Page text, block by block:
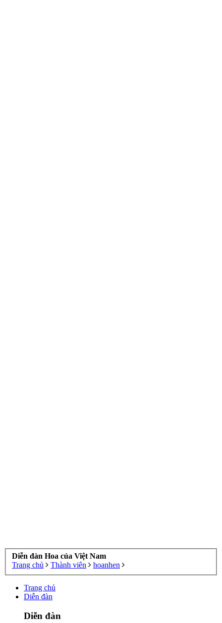
Diễn đàn Hoa của Việt Nam
Trang chủ
Thành viên hoanhen
Trang chủ
Diễn đàn
Diễn đàn